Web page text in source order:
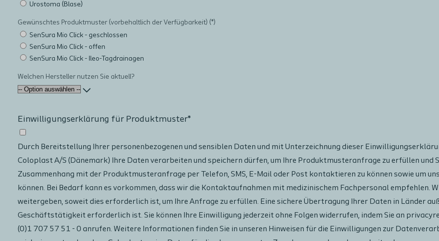
Urostoma (Blase)
Gewünschtes Produktmuster (vorbehaltlich der Verfügbarkeit)
SenSura Mio Click - geschlossen
SenSura Mio Click - offen
SenSura Mio Click - Ileo-Tagdrainagen
Welchen Hersteller nutzen Sie aktuell?
Einwilligungserklärung für Produktmuster*
Durch Bereitstellung Ihrer personenbezogenen und sensiblen Daten und mit Unterzeichnung dieser
Coloplast A/S (Dänemark) Ihre Daten verarbeiten und speichern dürfen, um Ihre Produktmusteranfrage zu erfüllen und
Zusammenhang mit der Produktmusteranfrage per Telefon, SMS, E-Mail oder Post kontaktieren zu können sowie um
können. Bei Bedarf kann es vorkommen, dass wir die Kontaktaufnahmen mit medizinischem Fachpersonal empfehlen.
weitergeben, soweit dies erforderlich ist, um Ihre Anfrage zu erfüllen. Eine sichere Übertragung Ihrer Daten in Länder
Geschäftstätigkeit erforderlich ist. Sie können Ihre Einwilligung jederzeit ohne Folgen widerrufen, indem Sie an
(0)1 707 57 51 - 0 anrufen. Weitere Informationen finden Sie in unseren Hinweisen für die Einwilligungen zur